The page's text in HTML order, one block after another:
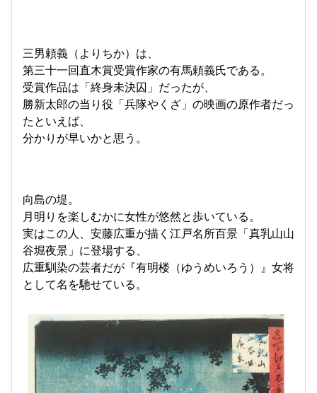
三男頼義（よりちか）は、
第三十一回直木賞受賞作家の有馬頼義氏である。
受賞作品は「終身未決囚」だったが、
勝新太郎の当り役「兵隊やくざ」の映画の原作者だっ
たといえば、
分かりが早いかと思う。
向島の堤。
月明りを楽しむかに女性が悠然と歩いている。
実はこの人、安藤広重が描く江戸名所百景「真乳山山
谷堀夜景」に登場する、
広重馴染の芸者だが『有明楼（ゆうめいろう）』女将
として名を馳せている。